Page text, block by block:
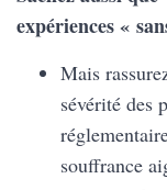
expériences «
Mais
sévérité des
souffrance